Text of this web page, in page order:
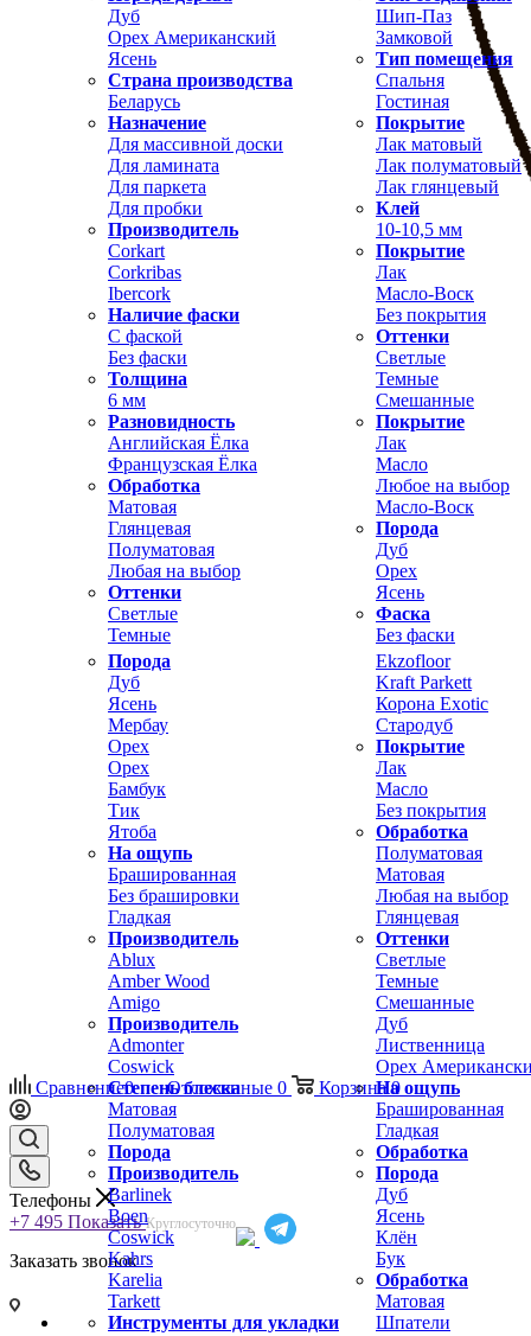
Дуб
Орех Американский
Ясень
Страна производства
Беларусь
Шип-Паз
Замковой
Тип помещения
Спальня
Гостиная
Назначение
Для массивной доски
Для ламината
Для паркета
Для пробки
Покрытие
Лак матовый
Лак полуматовый
Лак глянцевый
Клей
Производитель
Corkart
Corkribas
Ibercork
Наличие фаски
С фаской
Без фаски
Толщина
6 мм
10-10,5 мм
Покрытие
Лак
Масло-Воск
Без покрытия
Оттенки
Светлые
Темные
Смешанные
Разновидность
Английская Ёлка
Французская Ёлка
Обработка
Матовая
Глянцевая
Полуматовая
Любая на выбор
Оттенки
Светлые
Темные
Покрытие
Лак
Масло
Любое на выбор
Масло-Воск
Порода
Дуб
Орех
Ясень
Фаска
Без фаски
Порода
Дуб
Ясень
Мербау
Орех
Орех
Бамбук
Тик
Ятоба
На ощупь
Брашированная
Без брашировки
Гладкая
Производитель
Ablux
Amber Wood
Amigo
Ekzofloor
Kraft Parkett
Корона Exotic
Стародуб
Покрытие
Лак
Масло
Без покрытия
Обработка
Полуматовая
Матовая
Любая на выбор
Глянцевая
Оттенки
Светлые
Темные
Смешанные
Производитель
Admonter
Coswick
Степень блеска
Матовая
Полуматовая
Порода
Дуб
Лиственница
Орех
На ощупь
Брашированная
Гладкая
Обработка
Производитель
Barlinek
Boen
Coswick
Kahrs
Karelia
Tarkett
Порода
Дуб
Ясень
Клён
Бук
Обработка
Матовая
Инструменты для укладки
Шпатели
Сравнение0 Отложенные 0 Корзина 0
Телефоны
+7 495 Показать Круглосуточно
Заказать звонок